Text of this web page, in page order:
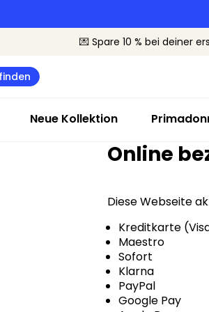
💌 Spare 10 % bei deiner
Badeanzüge Sale
Bikinis
Sale nach
Neue Kollektion
Online
Diese Webseite
Kreditkarte
Maestro
Sofort
Klarna
PayPal
Google Pay